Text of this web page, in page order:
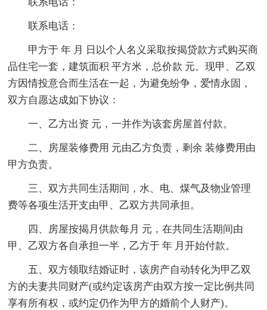
联系电话：
联系电话：
甲方于 年 月 日以个人名义采取按揭贷款方式购买商
品住宅一套，建筑面积 平方米，总价款 元。现甲、乙双
方因情投意合而生活在一起，为避免纷争，爱情永固，
双方自愿达成如下协议：
一、乙方出资 元，一并作为该套房屋首付款。
二、房屋装修费用 元由乙方负责，剩余 装修费用由
甲方负责。
三、双方共同生活期间，水、电、煤气及物业管理
费等各项生活开支由甲、乙双方共同承担。
四、房屋按揭月供款每月 元，在共同生活期间由
甲、乙双方各自承担一半，乙方于 年 月开始付款。
五、双方领取结婚证时，该房产自动转化为甲乙双
方的夫妻共同财产(或约定该房产由双方按一定比例共同
享有所有权，或约定仍作为甲方的婚前个人财产)。